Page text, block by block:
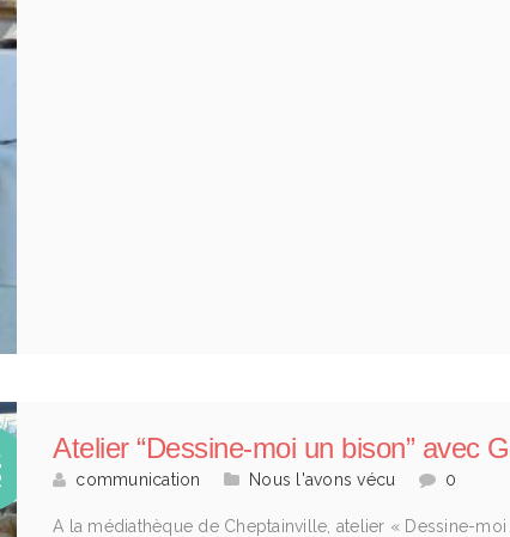
Atelier “Dessine-moi un bison” avec
communication Nous l'avons vécu 0
A la médiathèque de Cheptainville, atelier « Dessine-